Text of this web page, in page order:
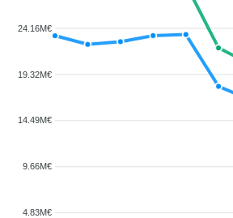
24.16M€
19.32M€
14.49M€
9.66M€
4.83M€